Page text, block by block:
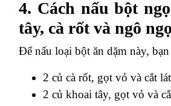
4. Cách nấu bột
tây, cà rốt và ngô
Để nấu loại bột ăn dặm này,
2 củ cà rốt, gọt vỏ và cắt lát
2 củ khoai tây, gọt vỏ và